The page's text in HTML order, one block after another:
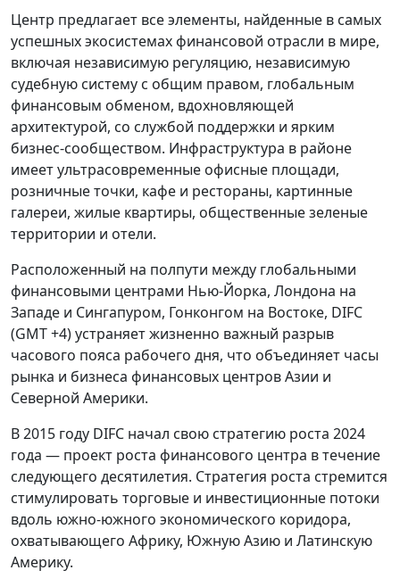
Центр предлагает все элементы, найденные в самых
успешных экосистемах финансовой отрасли в мире,
включая независимую регуляцию, независимую
судебную систему с общим правом, глобальным
финансовым обменом, вдохновляющей
архитектурой, со службой поддержки и ярким
бизнес-сообществом. Инфраструктура в районе
имеет ультрасовременные офисные площади,
розничные точки, кафе и рестораны, картинные
галереи, жилые квартиры, общественные зеленые
территории и отели.
Расположенный на полпути между глобальными
финансовыми центрами Нью-Йорка, Лондона на
Западе и Сингапуром, Гонконгом на Востоке, DIFC
(GMT +4) устраняет жизненно важный разрыв
часового пояса рабочего дня, что объединяет часы
рынка и бизнеса финансовых центров Азии и
Северной Америки.
В 2015 году DIFC начал свою стратегию роста 2024
года — проект роста финансового центра в течение
следующего десятилетия. Стратегия роста стремится
стимулировать торговые и инвестиционные потоки
вдоль южно-южного экономического коридора,
охватывающего Африку, Южную Азию и Латинскую
Америку.